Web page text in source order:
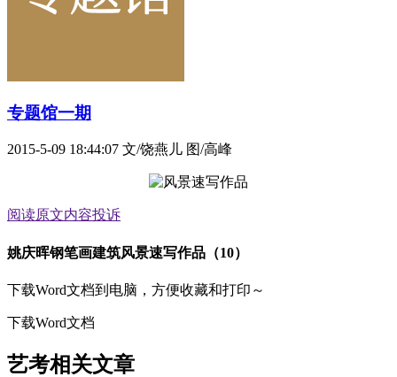
专题馆一期
2015-5-09 18:44:07 文/饶燕儿 图/高峰
阅读原文内容投诉
姚庆晖钢笔画建筑风景速写作品（10）
下载Word文档到电脑，方便收藏和打印～
下载Word文档
艺考相关文章